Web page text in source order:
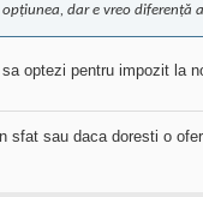
dar e vreo diferenţă
optezi pentru impozit la
sfat sau daca doresti o